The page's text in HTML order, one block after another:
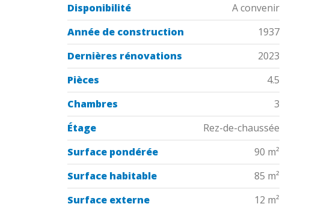
Disponibilité
A convenir
Année de construction
1937
Dernières rénovations
2023
Pièces
4.5
Chambres
3
Étage
Rez-de-chaussée
Surface pondérée
90 m²
Surface habitable
85 m²
Surface externe
12 m²